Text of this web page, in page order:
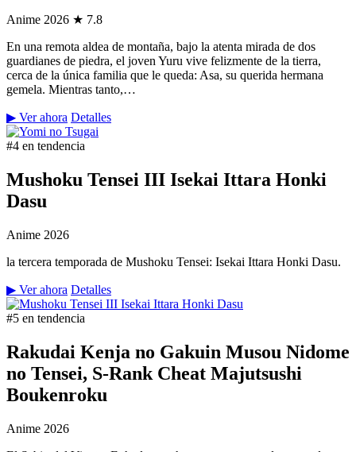
Anime 2026 ★ 7.8
En una remota aldea de montaña, bajo la atenta mirada de dos
guardianes de piedra, el joven Yuru vive felizmente de la tierra,
cerca de la única familia que le queda: Asa, su querida hermana
gemela. Mientras tanto,…
▶ Ver ahora Detalles
#4 en tendencia
Mushoku Tensei III Isekai Ittara Honki
Dasu
Anime 2026
la tercera temporada de Mushoku Tensei: Isekai Ittara Honki Dasu.
▶ Ver ahora Detalles
#5 en tendencia
Rakudai Kenja no Gakuin Musou Nidome
no Tensei, S-Rank Cheat Majutsushi
Boukenroku
Anime 2026